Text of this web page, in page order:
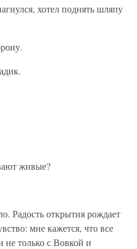
хотел поднять шляпу
живые?
Радость открытия рождает
мне кажется, что все
не только с Вовкой и